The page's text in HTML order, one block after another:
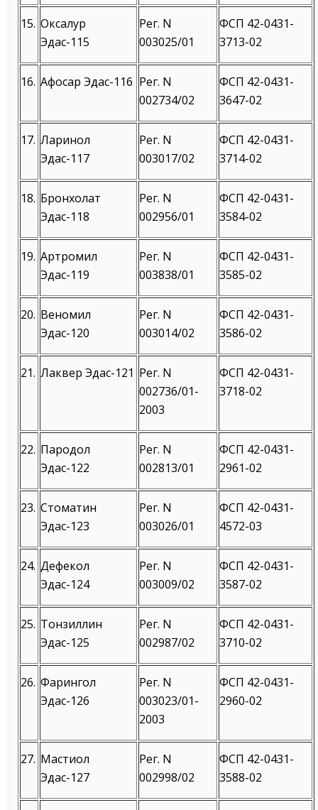
15. Оксалур
Эдас-115
Рег. N
003025/01
ФСП 42-0431-
3713-02
16. Афосар Эдас-116 Рег. N
002734/02
ФСП 42-0431-
3647-02
17. Ларинол
Эдас-117
Рег. N
003017/02
ФСП 42-0431-
3714-02
18. Бронхолат
Эдас-118
Рег. N
002956/01
ФСП 42-0431-
3584-02
19. Артромил
Эдас-119
Рег. N
003838/01
ФСП 42-0431-
3585-02
20. Веномил
Эдас-120
Рег. N
003014/02
ФСП 42-0431-
3586-02
21. Лаквер Эдас-121 Рег. N
002736/01-
2003
ФСП 42-0431-
3718-02
22. Пародол
Эдас-122
Рег. N
002813/01
ФСП 42-0431-
2961-02
23. Стоматин
Эдас-123
Рег. N
003026/01
ФСП 42-0431-
4572-03
24. Дефекол
Эдас-124
Рег. N
003009/02
ФСП 42-0431-
3587-02
25. Тонзиллин
Эдас-125
Рег. N
002987/02
ФСП 42-0431-
3710-02
26. Фарингол
Эдас-126
Рег. N
003023/01-
2003
ФСП 42-0431-
2960-02
27. Мастиол
Эдас-127
Рег. N
002998/02
ФСП 42-0431-
3588-02